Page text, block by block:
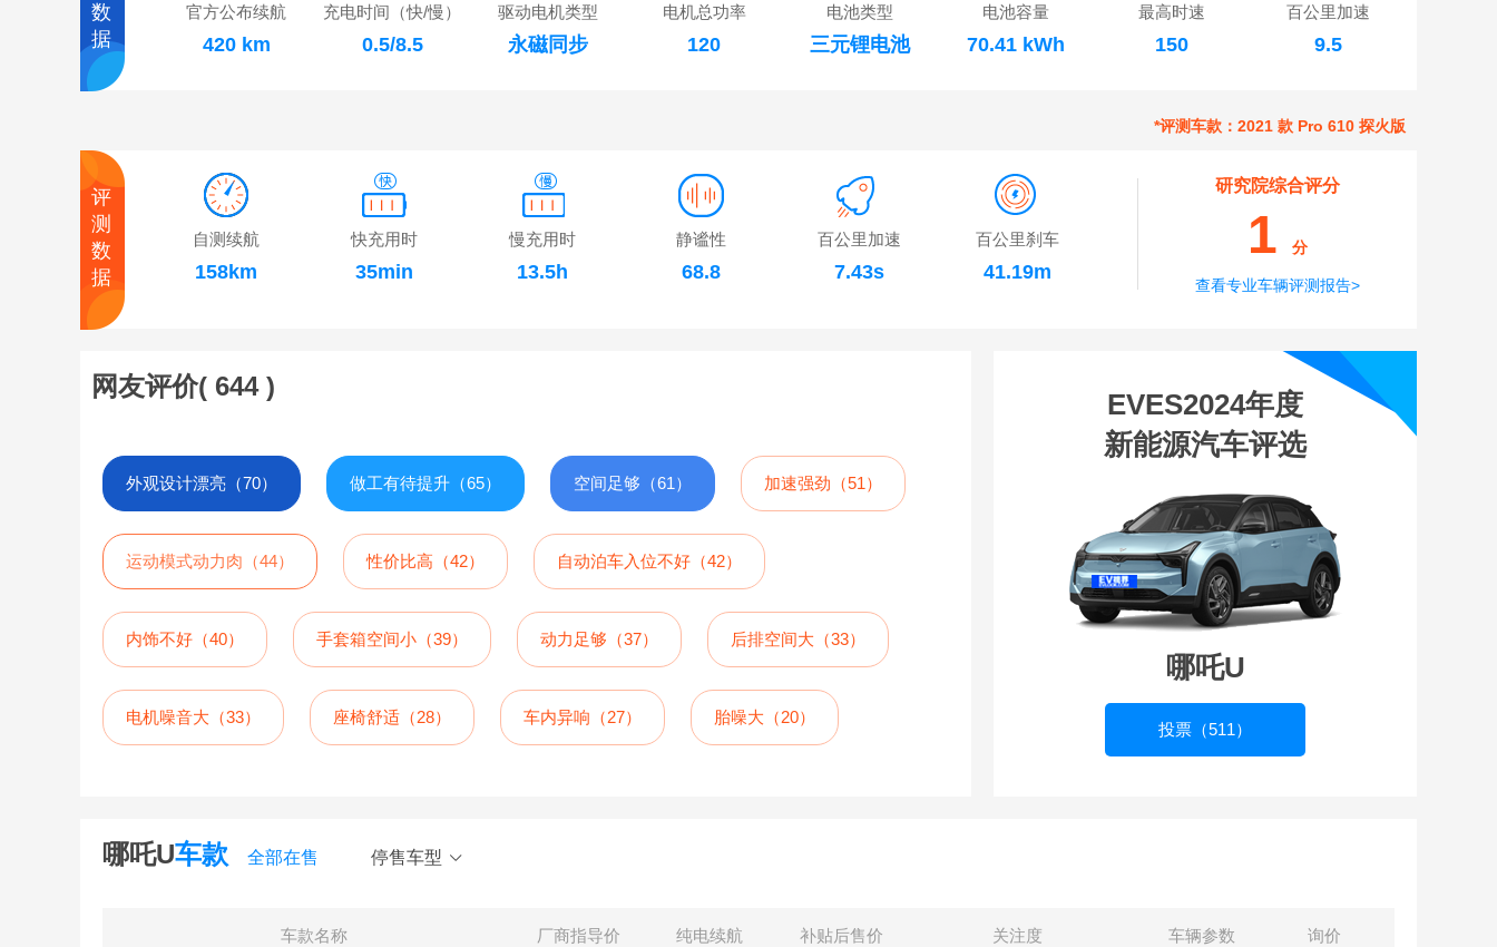
数
据
官方公布续航
420 km
充电时间（快/慢）
0.5/8.5
驱动电机类型
永磁同步
电机总功率
120
电池类型
三元锂电池
电池容量
70.41 kWh
最高时速
150
百公里加速
9.5
*评测车款：2021 款 Pro 610 探火版
评
测
数
据
自测续航
158km
快充用时
35min
慢充用时
13.5h
静谧性
68.8
百公里加速
7.43s
百公里刹车
41.19m
研究院综合评分
1 分
查看专业车辆评测报告>
网友评价( 644)
外观设计漂亮（70） 做工有待提升（65） 空间足够（61） 加速强劲（51）
运动模式动力肉（44） 性价比高（42） 自动泊车入位不好（42）
内饰不好（40） 手套箱空间小（39） 动力足够（37） 后排空间大（33）
电机噪音大（33） 座椅舒适（28） 车内异响（27） 胎噪大（20）
EVES2024年度
新能源汽车评选
哪吒U
投票（511）
哪吒U车款 全部在售 停售车型
车款名称 厂商指导价 纯电续航 补贴后售价 关注度 车辆参数 询价